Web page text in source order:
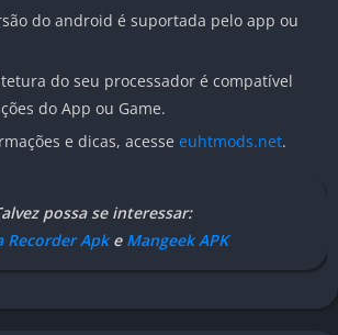
do android é suportada pelo app ou
do seu processador é compatível
do App ou Game.
e dicas, acesse euhtmods.net.
possa se interessar:
Recorder Apke Mangeek APK